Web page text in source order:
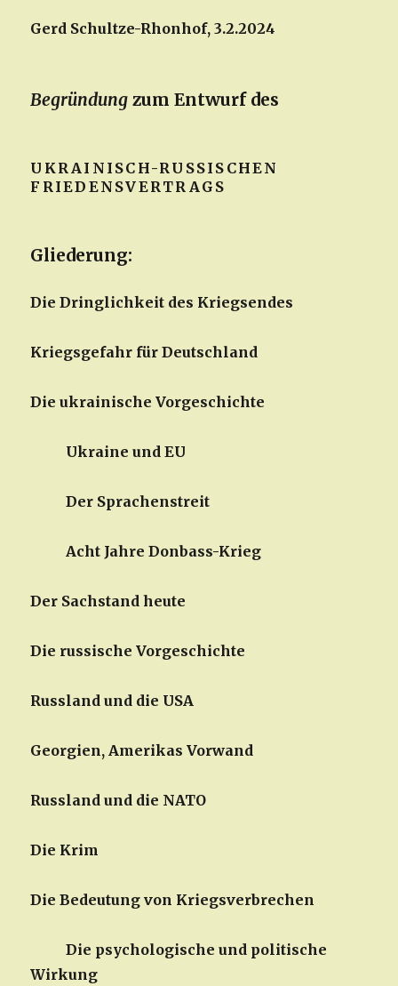
Gerd Schultze-Rhonhof, 3.2.2024
Begründung zum Entwurf des
UKRAINISCH-RUSSISCHEN
FRIEDENSVERTRAGS
Gliederung:
Die Dringlichkeit des Kriegsendes
Kriegsgefahr für Deutschland
Die ukrainische Vorgeschichte
Ukraine und EU
Der Sprachenstreit
Acht Jahre Donbass-Krieg
Der Sachstand heute
Die russische Vorgeschichte
Russland und die USA
Georgien, Amerikas Vorwand
Russland und die NATO
Die Krim
Die Bedeutung von Kriegsverbrechen
Die psychologische und politische
Wirkung